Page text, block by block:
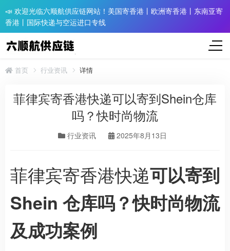
📣 欢迎光临六顺航供应链网站！美国寄香港丨欧洲寄香港丨东南亚寄
香港丨国际快递与空运进口专线
首页 行业资讯 详情
菲律宾寄香港快递可以寄到Shein仓库
吗？快时尚物流
行业资讯 2025年8月13日
菲律宾寄香港快递可以寄到
Shein 仓库吗？快时尚物流
及成功案例